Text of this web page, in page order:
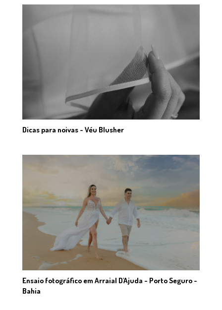
Dicas para noivas - Véu Blusher
Ensaio fotográfico em Arraial D'Ajuda - Porto Seguro -
Bahia